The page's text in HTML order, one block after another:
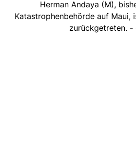
Herman Andaya (M),
Katastrophenbehörde auf Maui,
zurückgetreten. -